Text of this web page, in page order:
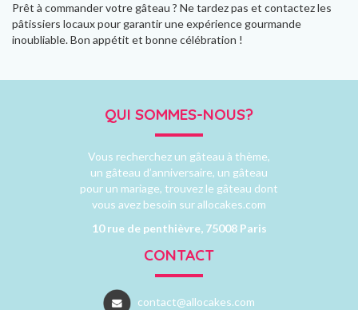
Prêt à commander votre gâteau ? Ne tardez pas et contactez les
pâtissiers locaux pour garantir une expérience gourmande
inoubliable. Bon appétit et bonne célébration !
QUI SOMMES-NOUS?
Vous recherchez un gâteau à thème,
un gâteau d’anniversaire, un gâteau
pour un mariage, trouvez le gâteau dont
vous avez besoin sur allocakes.com
10 rue de penthièvre, 75008 Paris
CONTACT
contact@allocakes.com